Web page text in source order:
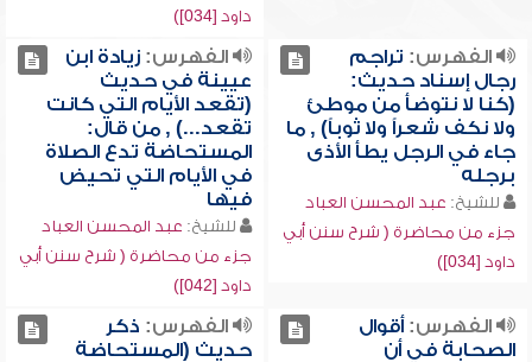
داود [034])
الفهرس: تراجم
رجال إسناد حديث:
(كنا لا نتوضأ من موطئ
ولا نكف شعراً ولا ثوباً) , ما
جاء في الرجل يطأ الأذى
برجله
للشيخ: عبد المحسن العباد
جزء من محاضرة ( شرح سنن أبي
داود [034])
الفهرس:زيادة ابن
عيينة في حديث
(تقعد الأيام التي كانت
تقعد...) , من قال:
المستحاضة تدع الصلاة
في الأيام التي تحيض
فيها
للشيخ: عبد المحسن العباد
جزء من محاضرة ( شرح سنن أبي
داود [042])
الفهرس:أقوال
الصحابة في أن
الفهرس: ذكر
حديث (المستحاضة